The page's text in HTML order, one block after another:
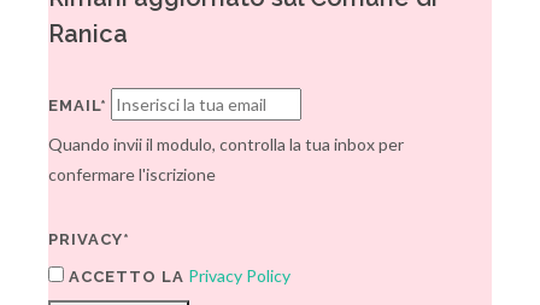
Ranica
EMAIL*
Quando invii il modulo, controlla la tua inbox per
confermare l'iscrizione
PRIVACY*
ACCETTO LA Privacy Policy